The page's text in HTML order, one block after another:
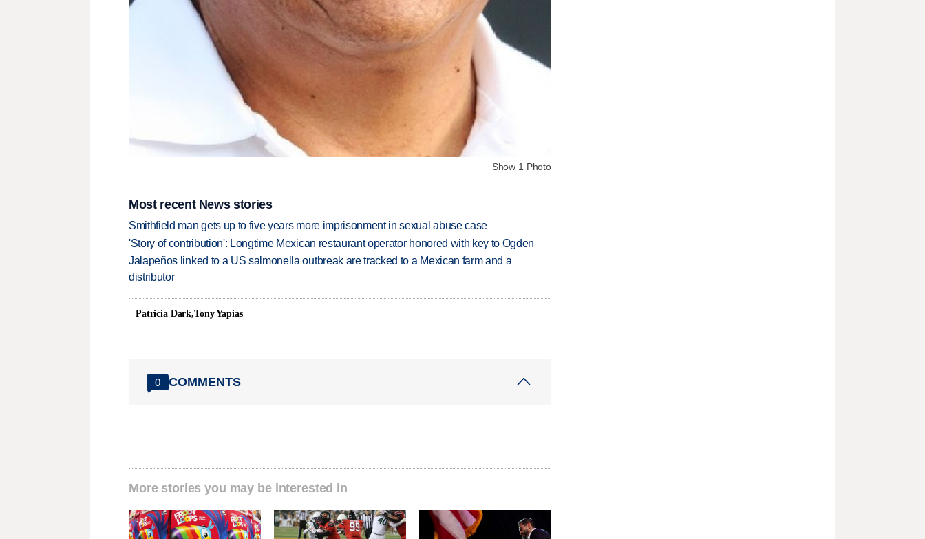
Show 1 Photo
Most recent News stories
Smithfield man gets up to five years more imprisonment in sexual abuse case
'Story of contribution': Longtime Mexican restaurant operator honored with key to Ogden
Jalapeños linked to a US salmonella outbreak are tracked to a Mexican farm and a
distributor
Patricia Dark,Tony Yapias
0 COMMENTS
More stories you may be interested in